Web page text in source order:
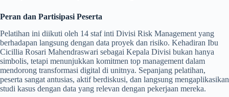
Peran dan Partisipasi Peserta
Pelatihan ini diikuti oleh 14 staf inti Divisi Risk Management yang
berhadapan langsung dengan data proyek dan risiko. Kehadiran Ibu
Cicillia Rosari Mahendraswari sebagai Kepala Divisi bukan hanya
simbolis, tetapi menunjukkan komitmen top management dalam
mendorong transformasi digital di unitnya. Sepanjang pelatihan,
peserta sangat antusias, aktif berdiskusi, dan langsung mengaplikasikan
studi kasus dengan data yang relevan dengan pekerjaan mereka.